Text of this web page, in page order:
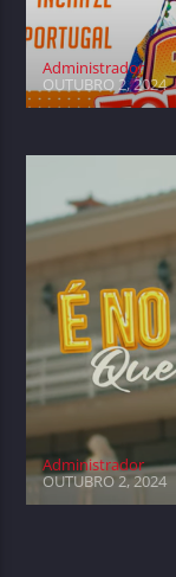
Administrador
OUTUBRO 2, 2024
Administrador
OUTUBRO 2, 2024